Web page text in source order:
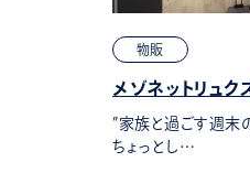
物販
メゾネットリュ
”家族と過ごす週末
ちょっとし…